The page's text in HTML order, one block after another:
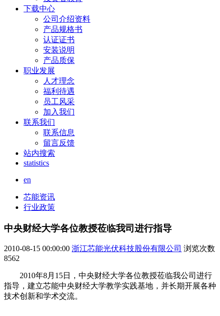
下载中心
公司介绍资料
产品规格书
认证证书
安装说明
产品质保
职业发展
人才理念
福利待遇
员工风采
加入我们
联系我们
联系信息
留言反馈
站内搜索
statistics
en
芯能资讯
行业政策
中央财经大学各位教授莅临我司进行指导
2010-08-15 00:00:00 浙江芯能光伏科技股份有限公司 浏览次数
8562
2010年8月15日，中央财经大学各位教授莅临我公司进行
指导，建立芯能中央财经大学教学实践基地，并长期开展各种
技术创新和学术交流。